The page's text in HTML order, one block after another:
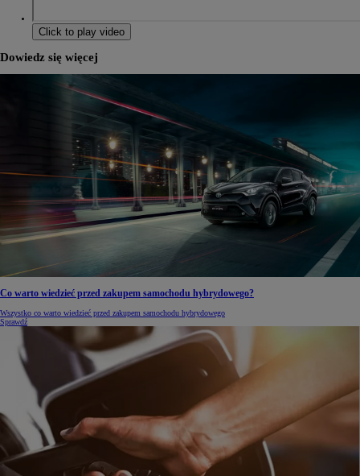
Click to play video
Dowiedz się więcej
Co warto wiedzieć przed zakupem samochodu hybrydowego?
Wszystko co warto wiedzieć przed zakupem samochodu hybrydowego
Sprawdź